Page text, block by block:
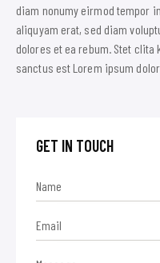
diam nonumy eirmod tempor
aliquyam erat, sed diam
dolores et ea rebum. Stet clita
sanctus est Lorem ipsum
GET IN TOUCH